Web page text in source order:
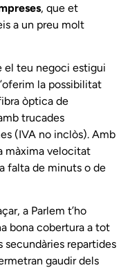
, que et
a un preu molt
el teu negoci estigui
la possibilitat
òptica de
trucades
(IVA no inclòs). Amb
màxima velocitat
falta de minuts o de
a Parlem t’ho
bona cobertura a tot
secundàries repartides
gaudir dels